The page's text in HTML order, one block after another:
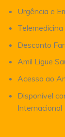
Urgência e
Telemedicina
Desconto
Amil Ligue
Acesso ao
Disponível
Internacional